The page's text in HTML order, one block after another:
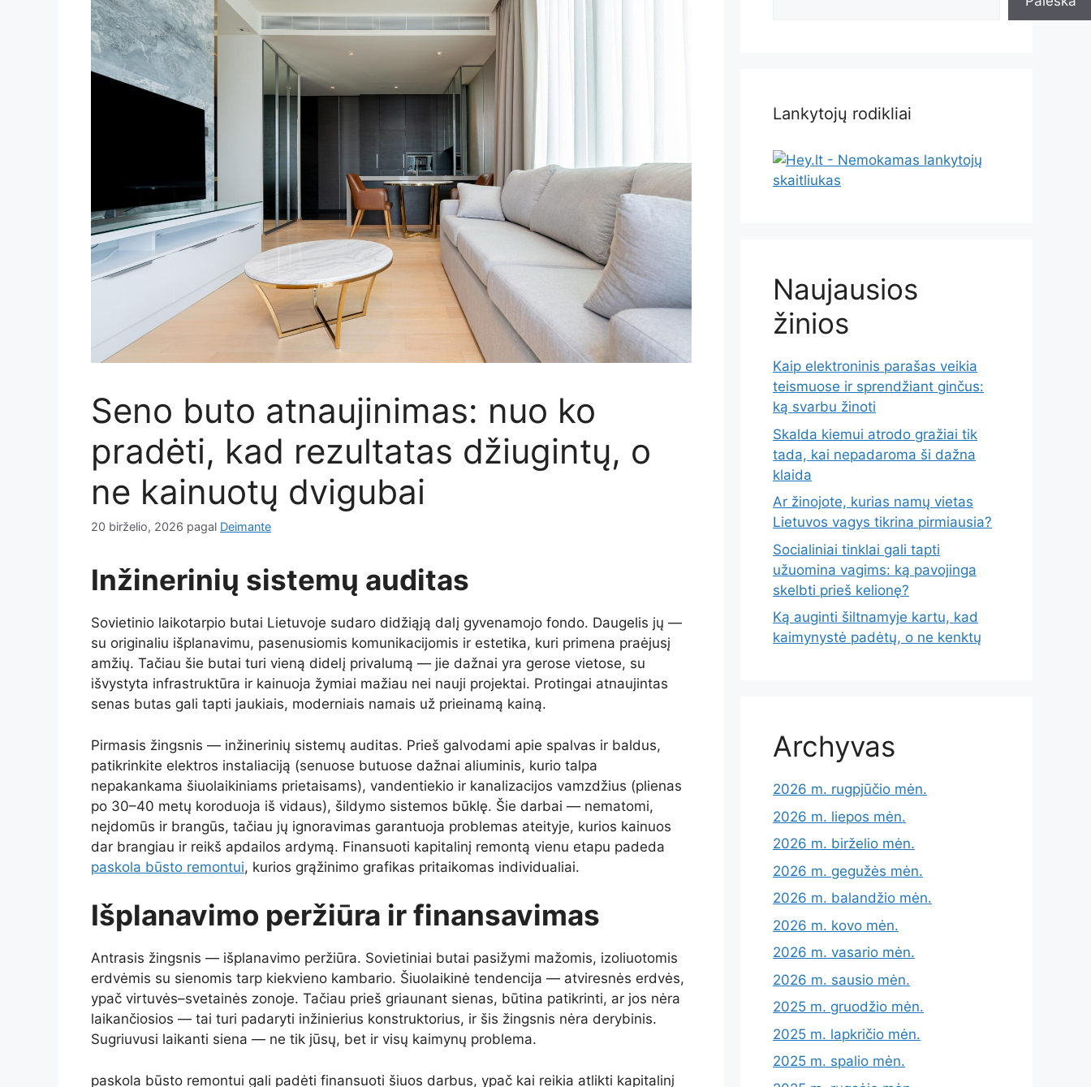
Seno buto atnaujinimas: nuo ko
pradėti, kad rezultatas džiugintų, o
ne kainuotų dvigubai
20 birželio, 2026 pagal Deimante
Inžinerinių sistemų auditas
Sovietinio laikotarpio butai Lietuvoje sudaro didžiąją dalį gyvenamojo fondo. Daugelis jų —
su originaliu išplanavimu, pasenusiomis komunikacijomis ir estetika, kuri primena praėjusį
amžių. Tačiau šie butai turi vieną didelį privalumą — jie dažnai yra gerose vietose, su
išvystyta infrastruktūra ir kainuoja žymiai mažiau nei nauji projektai. Protingai atnaujintas
senas butas gali tapti jaukiais, moderniais namais už prieinamą kainą.
Pirmasis žingsnis — inžinerinių sistemų auditas. Prieš galvodami apie spalvas ir baldus,
patikrinkite elektros instaliaciją (senuose butuose dažnai aliuminis, kurio talpa
nepakankama šiuolaikiniams prietaisams), vandentiekio ir kanalizacijos vamzdžius (plienas
po 30–40 metų koroduoja iš vidaus), šildymo sistemos būklę. Šie darbai — nematomi,
neįdomūs ir brangūs, tačiau jų ignoravimas garantuoja problemas ateityje, kurios kainuos
dar brangiau ir reikš apdailos ardymą. Finansuoti kapitalinį remontą vienu etapu padeda
paskola būsto remontui, kurios grąžinimo grafikas pritaikomas individualiai.
Išplanavimo peržiūra ir finansavimas
Antrasis žingsnis — išplanavimo peržiūra. Sovietiniai butai pasižymi mažomis, izoliuotomis
erdvėmis su sienomis tarp kiekvieno kambario. Šiuolaikinė tendencija — atviresnės erdvės,
ypač virtuvės–svetainės zonoje. Tačiau prieš griaunant sienas, būtina patikrinti, ar jos nėra
laikančiosios — tai turi padaryti inžinierius konstruktorius, ir šis žingsnis nėra derybinis.
Sugriuvusi laikanti siena — ne tik jūsų, bet ir visų kaimynų problema.
paskola būsto remontui gali padėti finansuoti šiuos darbus, ypač kai reikia atlikti kapitalinį
Lankytojų rodikliai
Naujausios
žinios
Kaip elektroninis parašas veikia
teismuose ir sprendžiant ginčus:
ką svarbu žinoti
Skalda kiemui atrodo gražiai tik
tada, kai nepadaroma ši dažna
klaida
Ar žinojote, kurias namų vietas
Lietuvos vagys tikrina pirmiausia?
Socialiniai tinklai gali tapti
užuomina vagims: ką pavojinga
skelbti prieš kelionę?
Ką auginti šiltnamyje kartu, kad
kaimynystė padėtų, o ne kenktų
Archyvas
2026 m. rugpjūčio mėn.
2026 m. liepos mėn.
2026 m. birželio mėn.
2026 m. gegužės mėn.
2026 m. balandžio mėn.
2026 m. kovo mėn.
2026 m. vasario mėn.
2026 m. sausio mėn.
2025 m. gruodžio mėn.
2025 m. lapkričio mėn.
2025 m. spalio mėn.